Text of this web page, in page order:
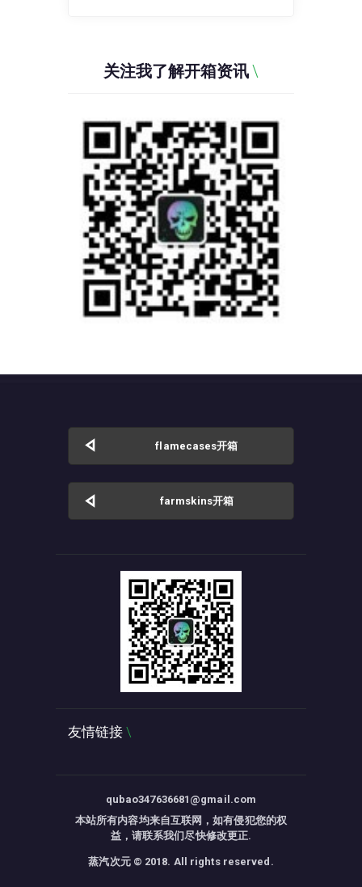
关注我了解开箱资讯
flamecases开箱
farmskins开箱
友情链接
qubao347636681@gmail.com
本站所有内容均来自互联网，如有侵犯您的权
益，请联系我们尽快修改更正.
蒸汽次元 © 2018. All rights reserved.